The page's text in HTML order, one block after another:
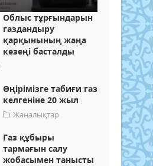
Облыс тұрғындарын
газдандыру
қарқынының жаңа
кезеңі басталды
Өңірімізге табиғи газ
келгеніне 20 жыл
Жаңалықтар
Газ құбыры
тармағын салу
жобасымен танысты